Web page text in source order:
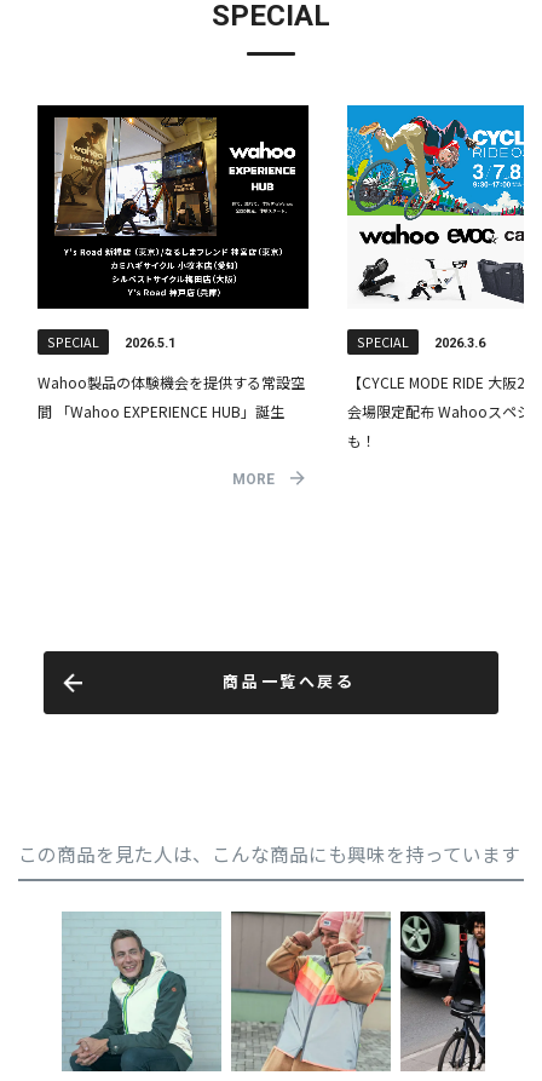
SPECIAL
商品一覧へ戻る
この商品を見た人は、こんな商品にも興味を持っています